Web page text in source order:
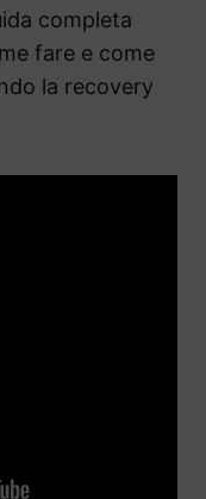
completa
fare e come
la recovery